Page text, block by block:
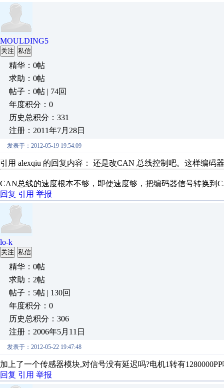
MOULDING5
关注 私信
精华：0帖
求助：0帖
帖子：0帖 | 74回
年度积分：0
历史总积分：331
注册：2011年7月28日
发表于：2012-05-19 19:54:09
引用 alexqiu 的回复内容： 还是改CAN 总线控制吧。这样编码
CAN总线的速度根本不够，即使速度够，把编码器信号转换到
回复 引用 举报
lo-k
关注 私信
精华：0帖
求助：2帖
帖子：5帖 | 130回
年度积分：0
历史总积分：306
注册：2006年5月11日
发表于：2012-05-22 19:47:48
加上了一个传感器模块,对信号没有延迟吗?电机1转有1280000PP
回复 引用 举报